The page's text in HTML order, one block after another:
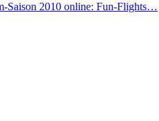
Saison 2010 online: Fun-Flights…